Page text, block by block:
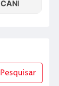
Pesquisar